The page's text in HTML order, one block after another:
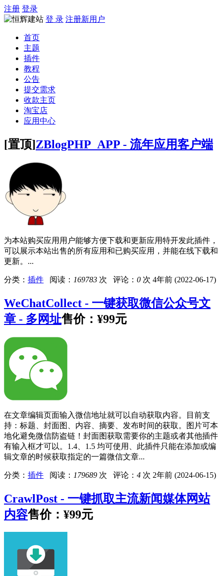
注册 登录
登 录 注册新用户
首页
主题
插件
教程
公告
提交需求
收款主页
淘宝店
应用中心
[置顶]ZBlogPHP_APP - 流年应用客户端
为本站购买应用用户能够方便下载和更新应用特开发此插件，
可以展示本站出售的所有应用和已购买应用，并能在线下载和
更新。...
分类： 插件 阅读： 169783 次 评论： 0 次 4年前 (2022-06-17)
WeChatCollect - 一键获取微信公众号文
章 - 多网址售价： ¥99元
在文章编辑页面输入微信地址就可以自动获取内容。目前支
持：标题、封面图、内容、摘要、发布时间的获取。图片可本
地化避免微信防盗链！封面图获取需要你的主题或者其他插件
有输入框才可以。1.4、1.5 均可使用、此插件只能在添加或编
辑文章的时候获取指定的一篇微信文章...
分类： 插件 阅读： 179689 次 评论： 4 次 2年前 (2024-06-15)
CrawlPost - 一键抓取主流新闻媒体网站
内容售价： ¥99元